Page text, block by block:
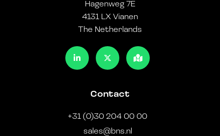
Hagenweg 7E
4131 LX Vianen
The Netherlands
Contact
+31 (0)30 204 00 00
sales@bns.nl